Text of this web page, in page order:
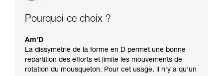
Pourquoi ce choix ?
Am'D
La dissymétrie de la forme en D permet une bonne
répartition des efforts et limite les mouvements de
rotation du mousqueton. Pour cet usage, il n'y a qu'un